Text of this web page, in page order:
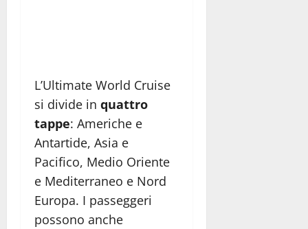
L’Ultimate World Cruise
si divide in quattro
tappe: Americhe e
Antartide, Asia e
Pacifico, Medio Oriente
e Mediterraneo e Nord
Europa. I passeggeri
possono anche